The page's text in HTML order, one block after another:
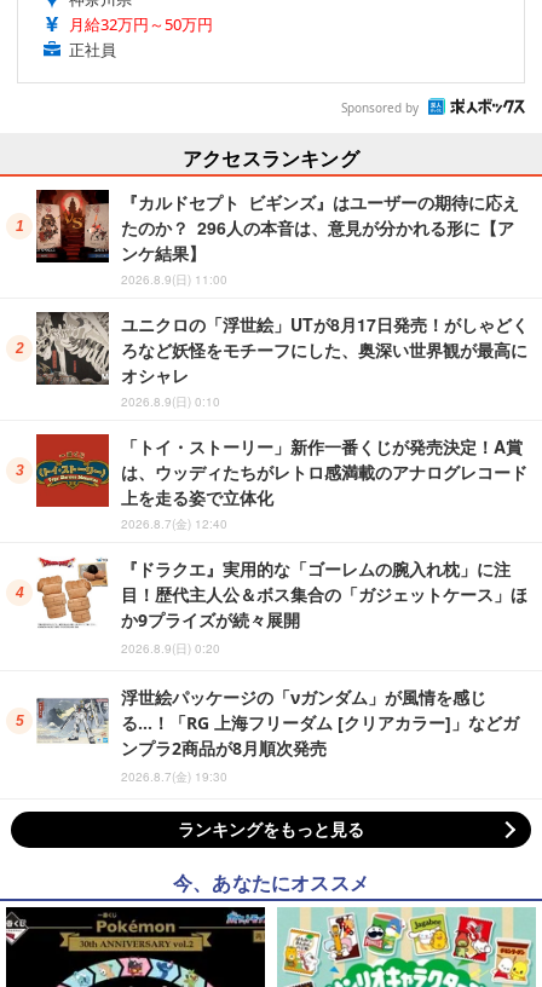
月給32万円～50万円
正社員
Sponsored by
アクセスランキング
『カルドセプト ビギンズ』はユーザーの期待に応え
たのか？ 296人の本音は、意見が分かれる形に【ア
ンケ結果】
2026.8.9(日) 11:00
ユニクロの「浮世絵」UTが8月17日発売！がしゃどく
ろなど妖怪をモチーフにした、奥深い世界観が最高に
オシャレ
2026.8.9(日) 0:10
「トイ・ストーリー」新作一番くじが発売決定！A賞
は、ウッディたちがレトロ感満載のアナログレコード
上を走る姿で立体化
2026.8.7(金) 12:40
『ドラクエ』実用的な「ゴーレムの腕入れ枕」に注
目！歴代主人公＆ボス集合の「ガジェットケース」ほ
か9プライズが続々展開
2026.8.9(日) 0:20
浮世絵パッケージの「νガンダム」が風情を感じ
る…！「RG 上海フリーダム [クリアカラー]」などガ
ンプラ2商品が8月順次発売
2026.8.7(金) 19:30
ランキングをもっと見る
今、あなたにオススメ